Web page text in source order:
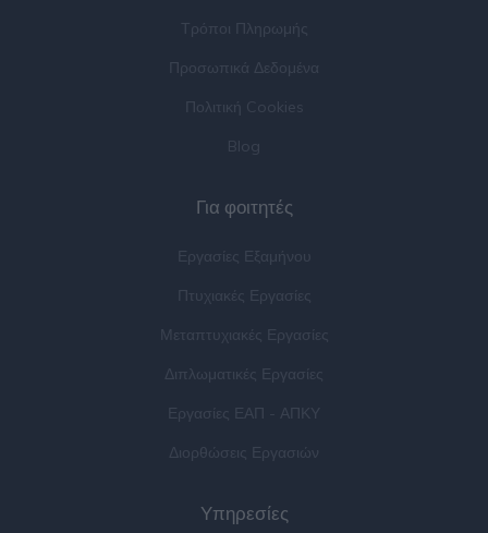
Τρόποι Πληρωμής
Προσωπικά Δεδομένα
Πολιτική Cookies
Blog
Για φοιτητές
Εργασίες Εξαμήνου
Πτυχιακές Εργασίες
Μεταπτυχιακές Εργασίες
Διπλωματικές Εργασίες
Εργασίες ΕΑΠ - ΑΠΚΥ
Διορθώσεις Εργασιών
Υπηρεσίες